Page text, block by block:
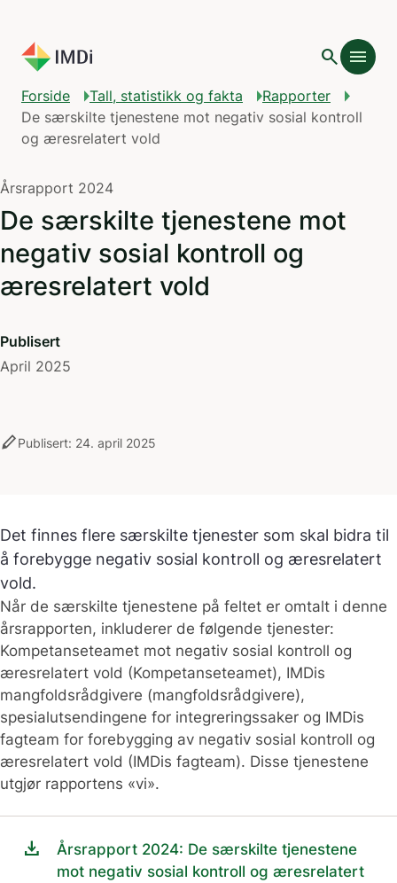
search menu
Forside Tall, statistikk og fakta
Rapporter
De særskilte tjenestene mot negativ sosial kontroll
og æresrelatert vold
Årsrapport 2024
De særskilte tjenestene mot
negativ sosial kontroll og
æresrelatert vold
Publisert
April 2025
stylusPublisert: 24. april 2025
Det finnes flere særskilte tjenester som skal bidra til
å forebygge negativ sosial kontroll og æresrelatert
vold.
Når de særskilte tjenestene på feltet er omtalt i denne
årsrapporten, inkluderer de følgende tjenester:
Kompetanseteamet mot negativ sosial kontroll og
æresrelatert vold (Kompetanseteamet), IMDis
mangfoldsrådgivere (mangfoldsrådgivere),
spesialutsendingene for integreringssaker og IMDis
fagteam for forebygging av negativ sosial kontroll og
æresrelatert vold (IMDis fagteam). Disse tjenestene
utgjør rapportens «vi».
download
Årsrapport 2024: De særskilte tjenestene
mot negativ sosial kontroll og æresrelatert